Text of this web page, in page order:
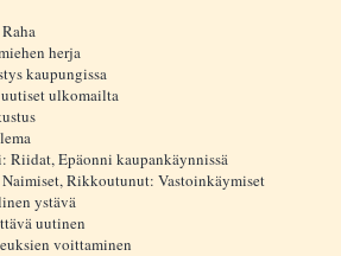
herja
kaupungissa
ulkomailta
Riidat, Epäonni kaupankäynnissä
Rikkoutunut: Vastoinkäymiset
ystävä
uutinen
voittaminen